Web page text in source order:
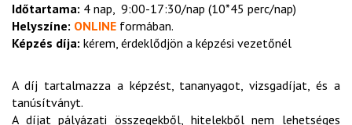
Időtartama: 4 nap, 9:00-17:30/nap (10*45 perc/nap)
Helyszíne: ONLINE formában.
Képzés díja: kérem, érdeklődjön a képzési vezetőnél
A díj tartalmazza a képzést, tananyagot, vizsgadíjat, és a
tanúsítványt.
A díjat pályázati összegekből, hitelekből nem lehetséges